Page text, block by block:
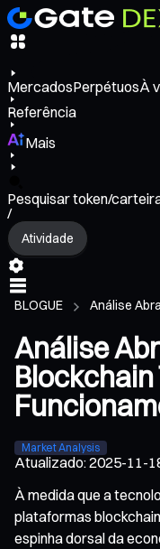
MercadosPerpétuosÀ
Referência
Mais
Pesquisar token/
/
Atividade
BLOGUE Análise
Análise
Blockchain
Market Analysis
Atualizado:2025-11-
À medida que a
plataformas
espinha dorsal da